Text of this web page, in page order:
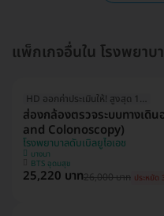
แพ็กเกจอื่นใน โรงพยาบ
HD ออกค่าประเมินให้! สูงสุด 1500 บ.
ส่องกล้องตรวจระบบทางเดิ
and Colonoscopy)
โรงพยาบาลดับเบิลยูไอเอช
บางนา
BTS อุดมสุข
25,220 บาท26,000 บาท ประหยัด